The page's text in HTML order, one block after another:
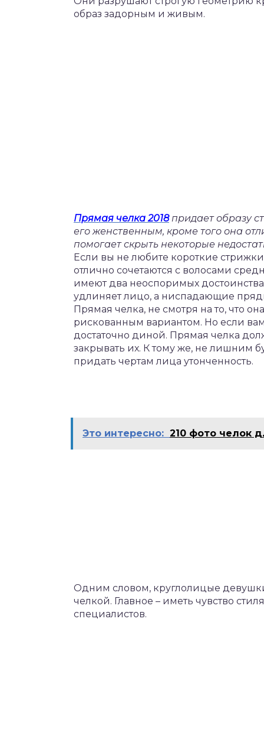
образ задорным и живым.
Прямая челка 2018придает образу
его женственным, кроме того она
помогает скрыть некоторые
Если вы не любите короткие
отлично сочетаются с волосами
имеют два неоспоримых
удлиняет лицо, а ниспадающие
Прямая челка, не смотря на то, что
рискованным вариантом. Но если
достаточно диной. Прямая челка
закрывать их. К тому же, не лишним
придать чертам лица утонченность.
Это интересно: 210 фото челок
Одним словом, круглолицые
челкой. Главное – иметь чувство
специалистов.